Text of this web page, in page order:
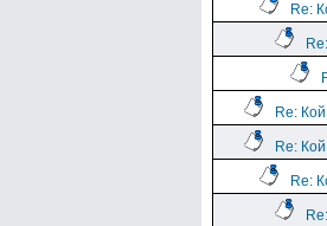
Re:
Re:
Re:
Re: